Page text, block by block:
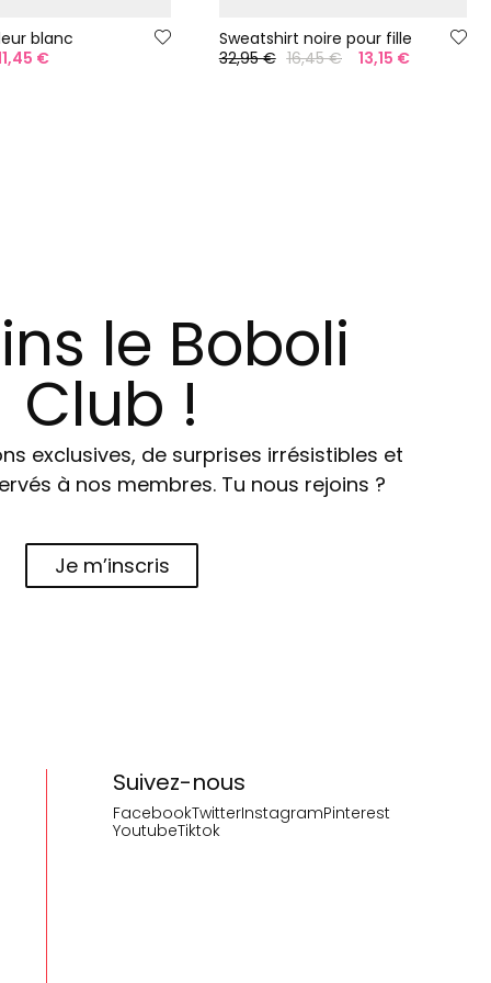
blanc
€
Sweatshirt noire pour fille
32,95 € 16,45 € 13,15 €
le Boboli
Club !
exclusives, de surprises irrésistibles et
à nos membres. Tu nous rejoins ?
Je m’inscris
Suivez-nous
FacebookTwitterInstagramPinterest
YoutubeTiktok